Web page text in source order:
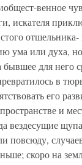
венное
искателя
ума или духа,
бывшее для него
в
его
и
вездесущие
повсюду,
скоро на